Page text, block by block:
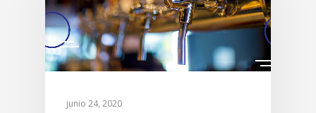
junio 24, 2020